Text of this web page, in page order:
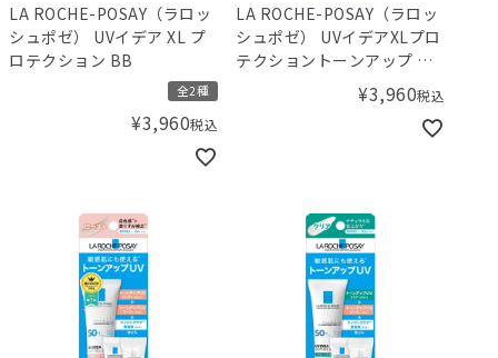
LA ROCHE-POSAY（ラロッ
シュポゼ） UVイデア XL プ
ロテクション BB
全2種
¥3,960税込
LA ROCHE-POSAY（ラロッ
シュポゼ） UVイデアXLプロ
テクショントーンアップ キ
¥3,960税込